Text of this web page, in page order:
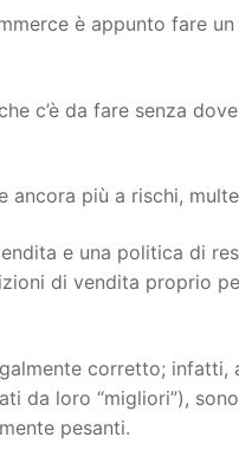
è appunto fare
c’è da fare senza
più a rischi,
e una politica di
di vendita proprio
corretto;
da loro “migliori”),
pesanti.